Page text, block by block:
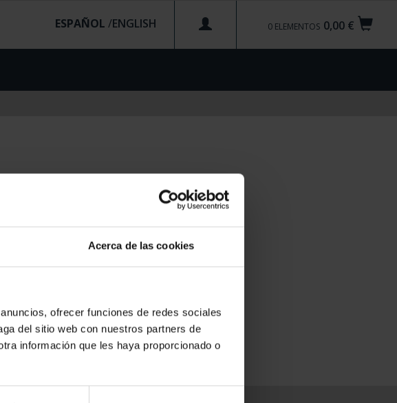
Acerca de las cookies
ofrecer funciones de redes sociales
del sitio web con nuestros partners de
información que les haya proporcionado o
0,00 €
0 ELEMENTOS
ESPAÑOL /